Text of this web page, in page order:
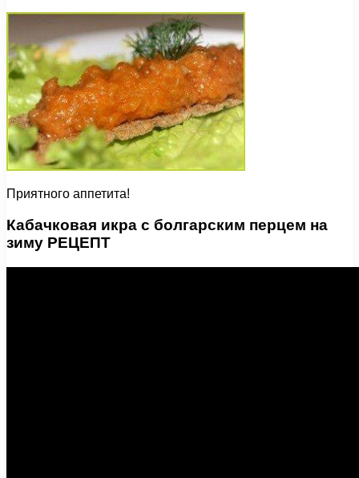
Приятного аппетита!
Кабачковая икра с болгарским перцем на
зиму РЕЦЕПТ